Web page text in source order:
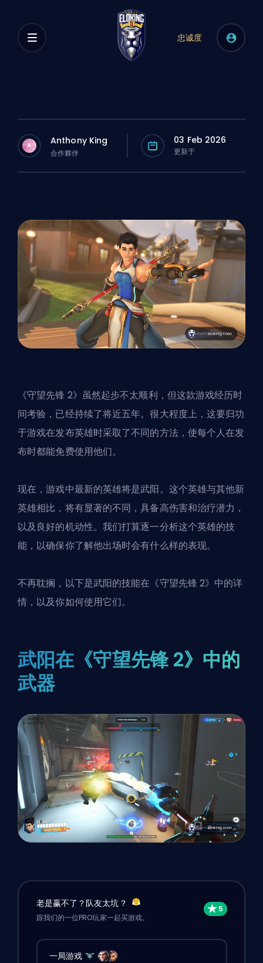
忠诚度
A Anthony King
合作夥伴
03 Feb 2026
更新于
《守望先锋 2》虽然起步不太顺利，但这款游戏经历时
间考验，已经持续了将近五年。很大程度上，这要归功
于游戏在发布英雄时采取了不同的方法，使每个人在发
布时都能免费使用他们。
现在，游戏中最新的英雄将是武阳。这个英雄与其他新
英雄相比，将有显著的不同，具备高伤害和治疗潜力，
以及良好的机动性。我们打算逐一分析这个英雄的技
能，以确保你了解他出场时会有什么样的表现。
不再耽搁，以下是武阳的技能在 《守望先锋 2》 中的详
情，以及你如何使用它们。
武阳在《守望先锋 2》中的
武器
老是赢不了？队友太坑？
跟我们的一位PRO玩家一起买游戏。
一局游戏